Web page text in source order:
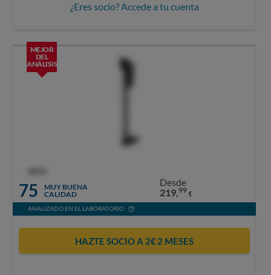
¿Eres socio? Accede a tu cuenta
MEJOR
DEL
ANÁLISIS
75
MUY BUENA
CALIDAD
Desde
219,99 €
ANALIZADO EN EL LABORATORIO
HAZTE SOCIO A 2€ 2 MESES